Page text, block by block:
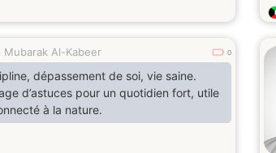
Mubarak Al-Kabeer 0
dépassement de soi, vie saine.
d’astuces pour un quotidien fort, utile
à la nature.